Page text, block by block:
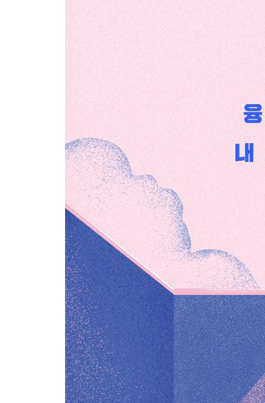
아픈 두 다리와 대화를 나누다
엉뚱한 사랑에 빠져들지 않으려면
금지된 욕망을 해소하는 상징 의식
상징적 삶을 향한 영혼의 욕구
성적 충동을 창조력의 원천으로 바꾸다
억누르려 하지 말고 잠재력으로 존중하라
[그림자 대면 훈련 6] 나만의 상징 의식을 만드는 법
6장. ‘적극적 상상’을 통해 그림자에게 말을 걸다
내 안에 존재하는 수많은 나
행동 패턴을 바꾸는 상징적 경험의 힘
끊임없이 이어지는 머릿속 혼잣말
자신의 어두운 면과 만나기
내면의 존재들과 친해지기
내면의 대화를 시도할 때 지켜야 할 원칙
그림자의 요구를 어디까지 수용할 것인가
내 안의 탐욕과 대화하다